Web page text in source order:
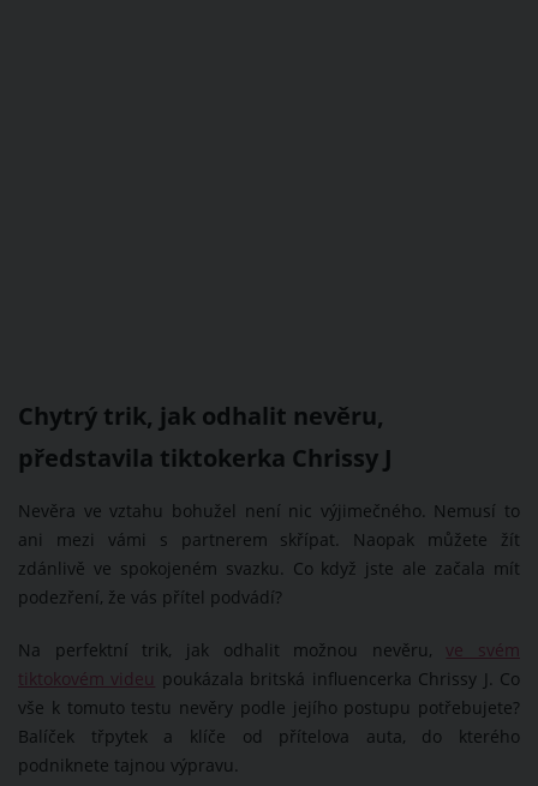
Chytrý trik, jak odhalit nevěru,
představila tiktokerka Chrissy J
Nevěra ve vztahu bohužel není nic výjimečného. Nemusí to
ani mezi vámi s partnerem skřípat. Naopak můžete žít
zdánlivě ve spokojeném svazku. Co když jste ale začala mít
podezření, že vás přítel podvádí?
Na perfektní trik, jak odhalit možnou nevěru,ve svém
tiktokovém videu poukázala britská influencerka Chrissy J. Co
vše k tomuto testu nevěry podle jejího postupu potřebujete?
Balíček třpytek a klíče od přítelova auta, do kterého
podniknete tajnou výpravu.